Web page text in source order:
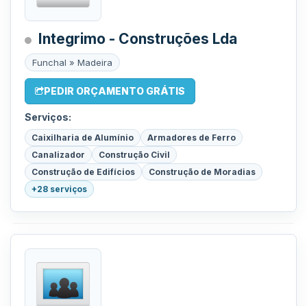
Integrimo - Construções Lda
Funchal » Madeira
PEDIR ORÇAMENTO GRÁTIS
Serviços:
Caixilharia de Alumínio
Armadores de Ferro
Canalizador
Construção Civil
Construção de Edifícios
Construção de Moradias
+28 serviços